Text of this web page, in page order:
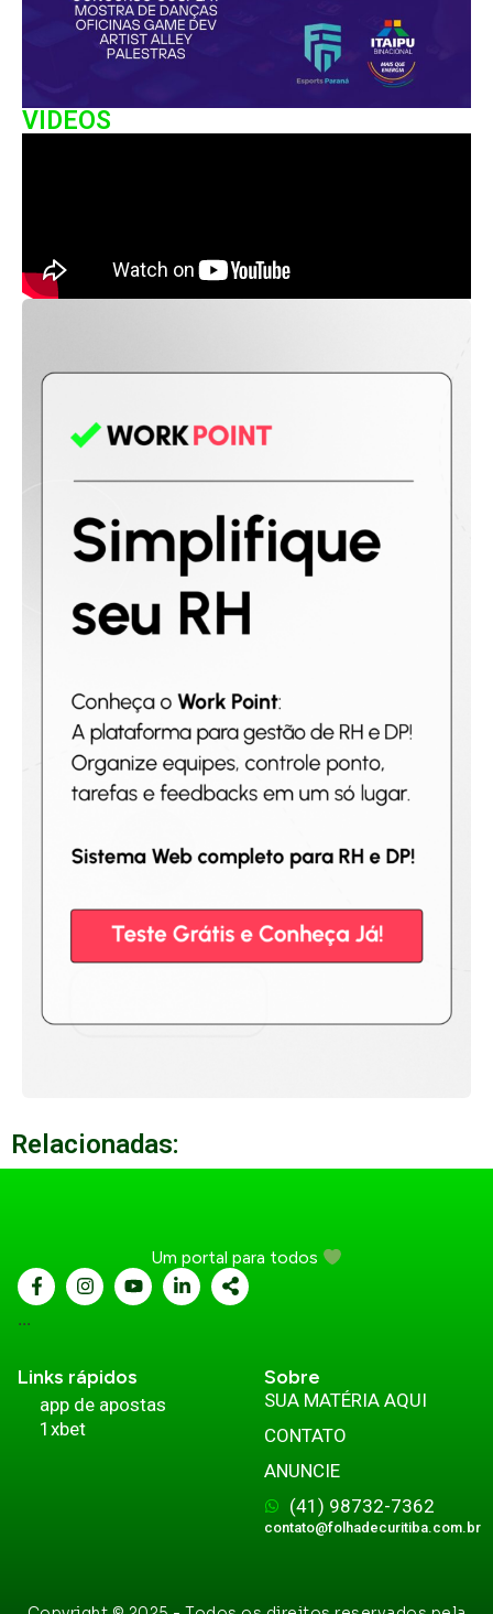
VIDEOS
Relacionadas:
Um portal para todos
...
Links rápidos
app de apostas
1xbet
Sobre
SUA MATÉRIA AQUI
CONTATO
ANUNCIE
(41) 98732-7362
contato@folhadecuritiba.com.br